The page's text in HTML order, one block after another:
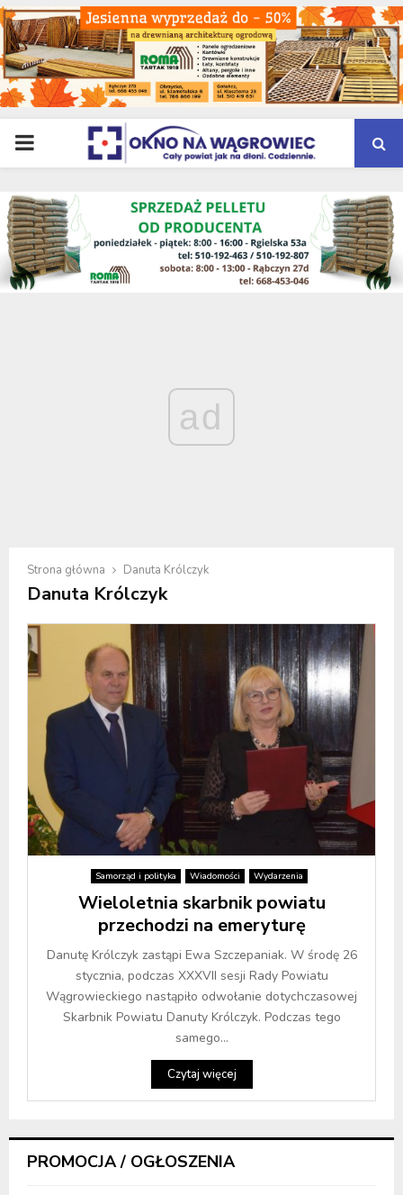
PRIMARY
MENU
ad
Strona główna Danuta Królczyk
Danuta Królczyk
Samorząd i polityka Wiadomości Wydarzenia
Wieloletnia skarbnik powiatu
przechodzi na emeryturę
Danutę Królczyk zastąpi Ewa Szczepaniak. W środę 26
stycznia, podczas XXXVII sesji Rady Powiatu
Wągrowieckiego nastąpiło odwołanie dotychczasowej
Skarbnik Powiatu Danuty Królczyk. Podczas tego
samego...
Czytaj więcej
PROMOCJA / OGŁOSZENIA